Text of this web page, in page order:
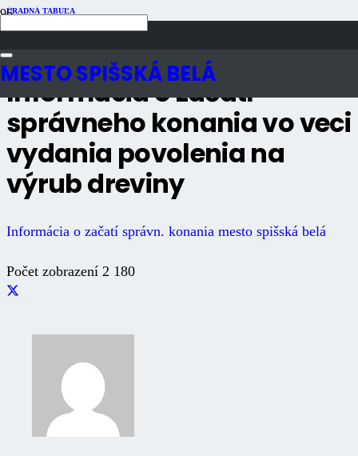
MESTO SPIŠSKÁ BELÁ
ÚRADNÁ TABUĽA
Informácia o začatí
správneho konania vo veci
vydania povolenia na
výrub dreviny
Informácia o začatí správn. konania mesto spišská belá
Počet zobrazení 2 180